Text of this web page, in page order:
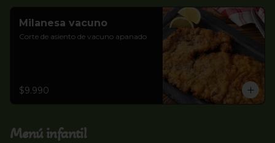
Milanesa vacuno
Corte de asiento de vacuno apanado
$9.990
Menú infantil